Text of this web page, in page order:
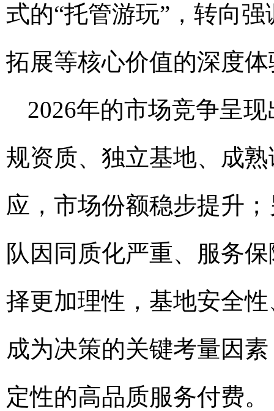
式的“托管游玩”，转向
拓展等核心价值的深度
2026年的市场竞争呈
规资质、独立基地、成
应，市场份额稳步提升
队因同质化严重、服务
择更加理性，基地安全
成为决策的关键考量因
定性的高品质服务付费。